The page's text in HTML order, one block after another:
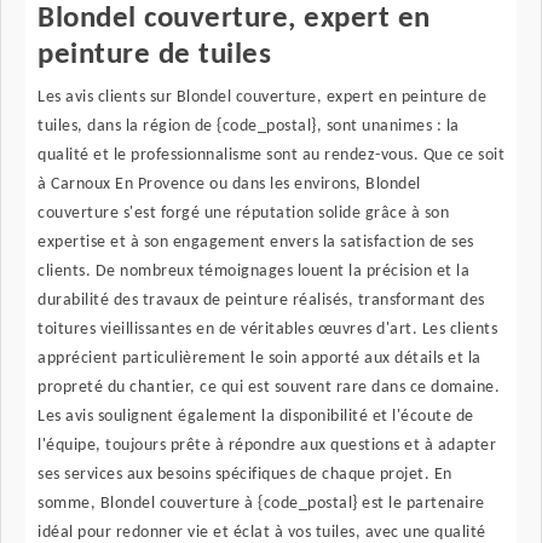
Blondel couverture, expert en
peinture de tuiles
Les avis clients sur Blondel couverture, expert en peinture de
tuiles, dans la région de {code_postal}, sont unanimes : la
qualité et le professionnalisme sont au rendez-vous. Que ce soit
à Carnoux En Provence ou dans les environs, Blondel
couverture s'est forgé une réputation solide grâce à son
expertise et à son engagement envers la satisfaction de ses
clients. De nombreux témoignages louent la précision et la
durabilité des travaux de peinture réalisés, transformant des
toitures vieillissantes en de véritables œuvres d'art. Les clients
apprécient particulièrement le soin apporté aux détails et la
propreté du chantier, ce qui est souvent rare dans ce domaine.
Les avis soulignent également la disponibilité et l'écoute de
l'équipe, toujours prête à répondre aux questions et à adapter
ses services aux besoins spécifiques de chaque projet. En
somme, Blondel couverture à {code_postal} est le partenaire
idéal pour redonner vie et éclat à vos tuiles, avec une qualité